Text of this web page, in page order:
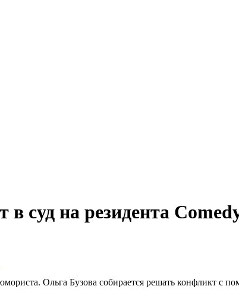
в суд на резидента
Ольга Бузова собирается решать конфликт